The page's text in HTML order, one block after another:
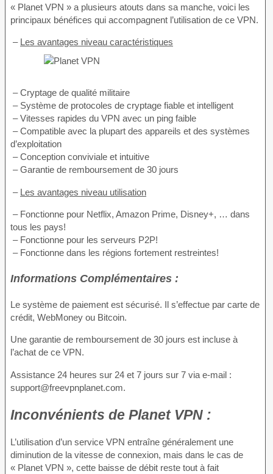
« Planet VPN » a plusieurs atouts dans sa manche, voici les
principaux bénéfices qui accompagnent l’utilisation de ce VPN.
– Les avantages niveau caractéristiques
– Cryptage de qualité militaire
– Système de protocoles de cryptage fiable et intelligent
– Vitesses rapides du VPN avec un ping faible
– Compatible avec la plupart des appareils et des systèmes
d’exploitation
– Conception conviviale et intuitive
– Garantie de remboursement de 30 jours
– Les avantages niveau utilisation
– Fonctionne pour Netflix, Amazon Prime, Disney+, … dans
tous les pays!
– Fonctionne pour les serveurs P2P!
– Fonctionne dans les régions fortement restreintes!
Informations Complémentaires :
Le système de paiement est sécurisé. Il s’effectue par carte de
crédit, WebMoney ou Bitcoin.
Une garantie de remboursement de 30 jours est incluse à
l’achat de ce VPN.
Assistance 24 heures sur 24 et 7 jours sur 7 via e-mail :
support@freevpnplanet.com.
Inconvénients de Planet VPN :
L’utilisation d’un service VPN entraîne généralement une
diminution de la vitesse de connexion, mais dans le cas de
« Planet VPN », cette baisse de débit reste tout à fait